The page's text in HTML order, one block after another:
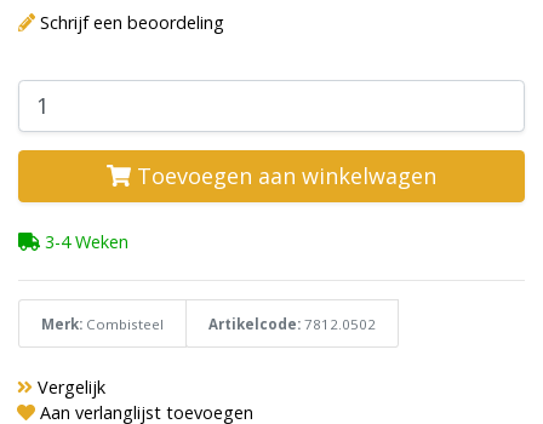
Schrijf een beoordeling
Toevoegen aan winkelwagen
3-4 Weken
Merk: Combisteel Artikelcode: 7812.0502
Vergelijk
Aan verlanglijst toevoegen